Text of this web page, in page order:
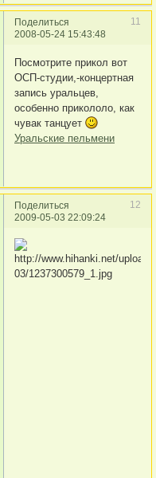
Поделиться
11
2008-05-24 15:43:48
Посмотрите прикол вот
ОСП-студии,-концертная
запись уральцев,
особенно прикололо, как
чувак танцует
Уральские пельмени
Поделиться
12
2009-05-03 22:09:24